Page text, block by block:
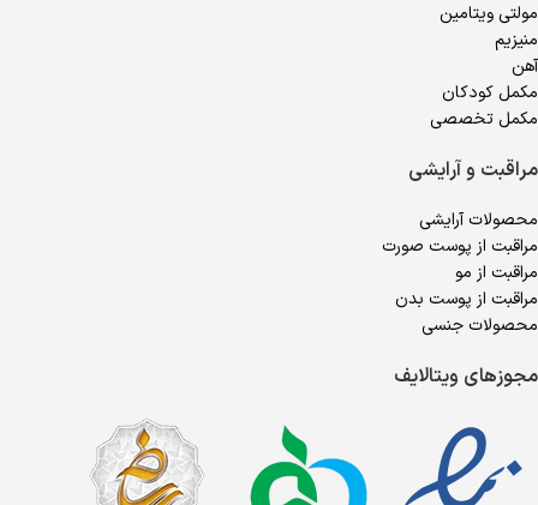
مولتی ویتامین
منیزیم
آهن
مکمل کودکان
مکمل تخصصی
مراقبت و آرایشی
محصولات آرایشی
مراقبت از پوست صورت
مراقبت از مو
مراقبت از پوست بدن
محصولات جنسی
مجوزهای ویتالایف